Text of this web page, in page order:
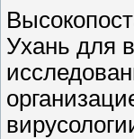
Ухань для